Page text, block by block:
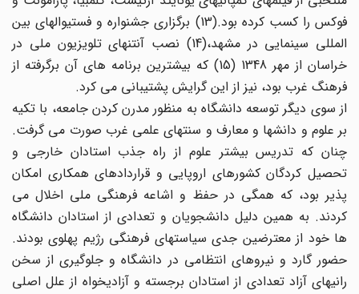
فوکس را کسب کرده بود.(13) برگزاری جشنواره و فستیوالهای بین
المللی سینمایی در مشهد،(14) نصب آنتنهای تلویزیون ملی در
خراسان از مهر 1348 (15) که بیشترین برنامه های آن برگرفته از
فرهنگ غرب بود، نیز از این گرایش پشتیبانی می کرد.
از سوی دیگر توسعه دانشگاه به منظور مدرن کردن جامعه، با تکیه
بر علوم و دانشها و معارف و سنتهای علمی غرب صورت می گرفت.
چنان که تدریس بیشتر علوم از راه جذب استادان خارجی و
تحصیل کردگان کشورهای اروپایی و قراردادهای همکاری امکان
پذیر بود، که همگی در حفظ و اشاعه فرهنگی ملی اخلال می
کردند. به همین دلیل دانشجویان و تعدادی از استادان دانشگاه
ها خود از معترضین جدی سیاستهای فرهنگی رژیم پهلوی بودند.
حضور گارد و نیروهای انتظامی در دانشگاه و جلوگیری از سخن
رانیهای آزاد تعدادی از استادان برجسته و آزادیخواه از علل اصلی